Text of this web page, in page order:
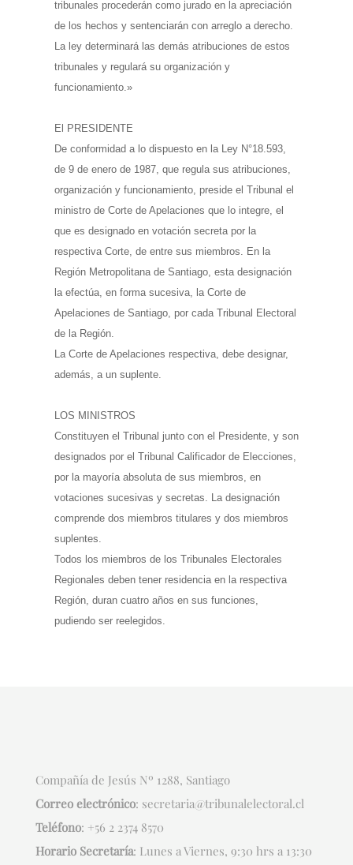
tribunales procederán como jurado en la apreciación
de los hechos y sentenciarán con arreglo a derecho.
La ley determinará las demás atribuciones de estos
tribunales y regulará su organización y
funcionamiento.»
El PRESIDENTE
De conformidad a lo dispuesto en la Ley N°18.593,
de 9 de enero de 1987, que regula sus atribuciones,
organización y funcionamiento, preside el Tribunal el
ministro de Corte de Apelaciones que lo integre, el
que es designado en votación secreta por la
respectiva Corte, de entre sus miembros. En la
Región Metropolitana de Santiago, esta designación
la efectúa, en forma sucesiva, la Corte de
Apelaciones de Santiago, por cada Tribunal Electoral
de la Región.
La Corte de Apelaciones respectiva, debe designar,
además, a un suplente.
LOS MINISTROS
Constituyen el Tribunal junto con el Presidente, y son
designados por el Tribunal Calificador de Elecciones,
por la mayoría absoluta de sus miembros, en
votaciones sucesivas y secretas. La designación
comprende dos miembros titulares y dos miembros
suplentes.
Todos los miembros de los Tribunales Electorales
Regionales deben tener residencia en la respectiva
Región, duran cuatro años en sus funciones,
pudiendo ser reelegidos.
Compañía de Jesús Nº 1288, Santiago
Correo electrónico: secretaria@tribunalelectoral.cl
Teléfono: +56 2 2374 8570
Horario Secretaría: Lunes a Viernes, 9:30 hrs a 13:30